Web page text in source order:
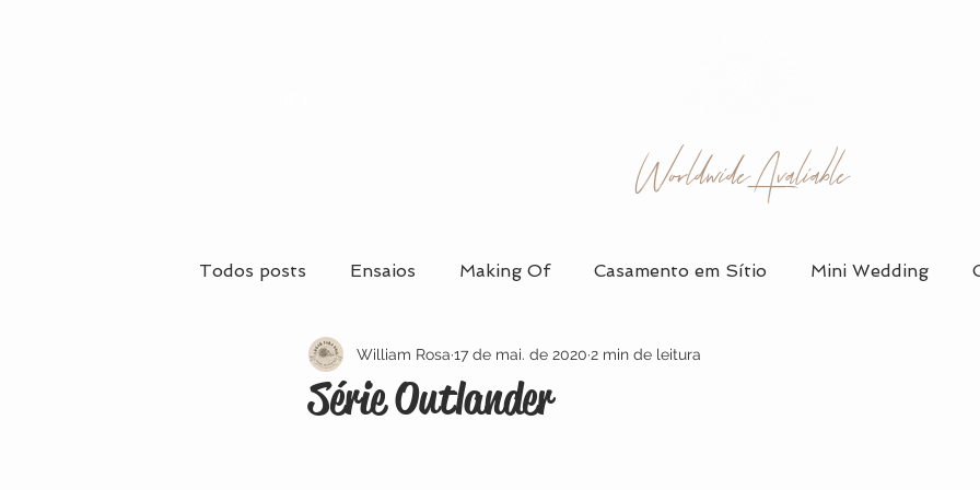
Worldwide Avaliable
Todos posts Ensaios Making Of Casamento em Sítio Mini Wedding
Casamentos Casamento em Salão Álbum de Casamento
Série Outlander
William Rosa 17 de mai. de 2020 2 min de leitura